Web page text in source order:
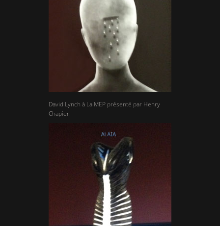
David Lynch à La MEP présenté par Henry
Chapier.